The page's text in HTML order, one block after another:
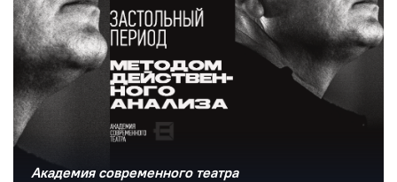
Академия современного театра